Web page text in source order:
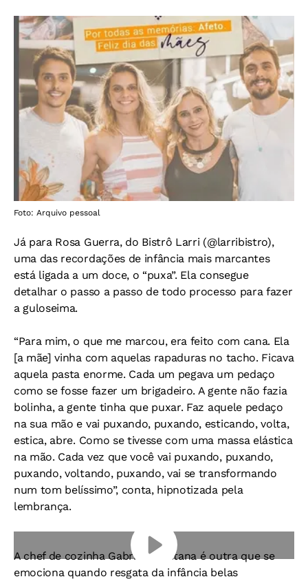
Foto: Arquivo pessoal
Já para Rosa Guerra, do Bistrô Larri (@larribistro),
uma das recordações de infância mais marcantes
está ligada a um doce, o “puxa”. Ela consegue
detalhar o passo a passo de todo processo para fazer
a guloseima.
“Para mim, o que me marcou, era feito com cana. Ela
[a mãe] vinha com aquelas rapaduras no tacho. Ficava
aquela pasta enorme. Cada um pegava um pedaço
como se fosse fazer um brigadeiro. A gente não fazia
bolinha, a gente tinha que puxar. Faz aquele pedaço
na sua mão e vai puxando, puxando, esticando, volta,
estica, abre. Como se tivesse com uma massa elástica
na mão. Cada vez que você vai puxando, puxando,
puxando, voltando, puxando, vai se transformando
num tom belíssimo”, conta, hipnotizada pela
lembrança.
A chef de cozinha Gabriela Santana é outra que se
emociona quando resgata da infância belas